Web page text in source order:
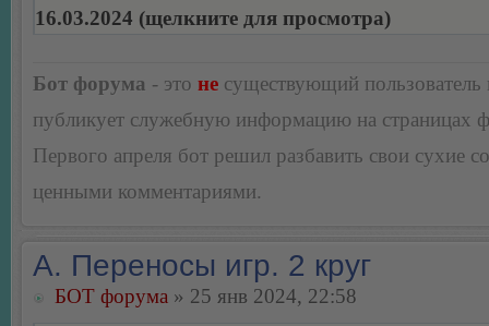
16.03.2024 (щелкните для просмотра)
Бот форума - это не существующий пользователь
публикует служебную информацию на страницах
Первого апреля бот решил разбавить свои сухие
ценными комментариями.
А. Переносы игр. 2 круг
БОТ форума » 25 янв 2024, 22:58